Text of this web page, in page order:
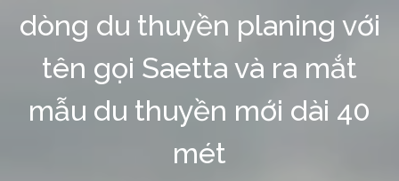
dòng du thuyền planing với
tên gọi Saetta và ra mắt
mẫu du thuyền mới dài 40
mét